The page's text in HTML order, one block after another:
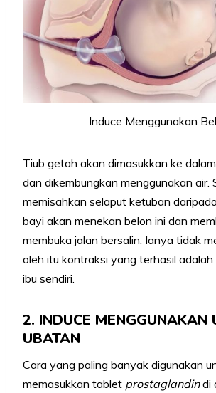
Induce Menggunakan
Tiub getah akan dimasukkan ke
dan dikembungkan menggunakan air.
memisahkan selaput ketuban
bayi akan menekan belon ini dan
membuka jalan bersalin. Ianya tidak
oleh itu kontraksi yang terhasil
ibu sendiri.
2. INDUCE MENGGUNAKAN
UBATAN
Cara yang paling banyak digunakan
memasukkan tablet prostaglandindi